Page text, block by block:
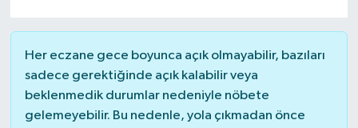
Her eczane gece boyunca açık olmayabilir, bazıları
sadece gerektiğinde açık kalabilir veya
beklenmedik durumlar nedeniyle nöbete
gelemeyebilir. Bu nedenle, yola çıkmadan önce